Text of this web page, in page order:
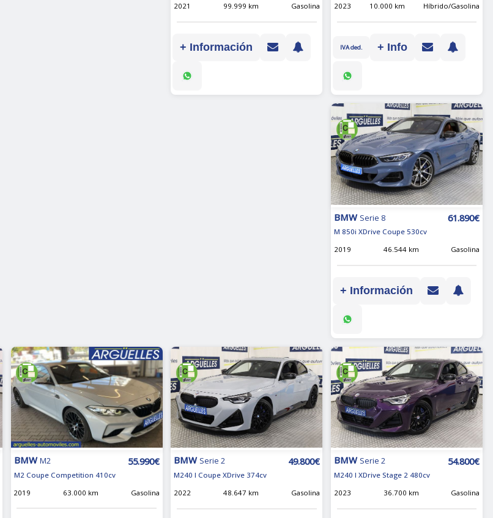
2021
99.999 km Gasolina
+ Información
2023
10.000 km Híbrido/Gasolina
IVA ded. + Info
BMW Serie 8 61.890€
M 850i XDrive Coupe 530cv
2019
46.544 km Gasolina
+ Información
BMW M2 55.990€
M2 Coupe Competition 410cv
2019
63.000 km Gasolina
BMW Serie 2 49.800€
M240 I Coupe XDrive 374cv
2022
48.647 km Gasolina
BMW Serie 2 54.800€
M240 I XDrive Stage 2 480cv
2023
36.700 km Gasolina